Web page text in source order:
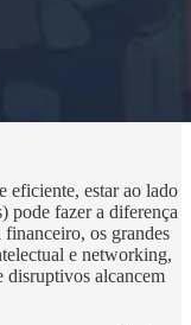
eficiente, estar ao lado
pode fazer a diferença
os grandes
e networking,
disruptivos alcancem